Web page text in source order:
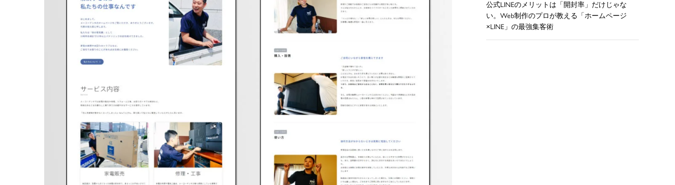
公式LINEのメリットは「開封率」だけじゃな
い。Web制作のプロが教える「ホームページ
×LINE」の最強集客術